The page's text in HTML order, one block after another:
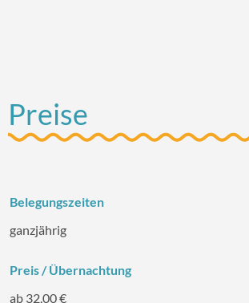
Preise
Belegungszeiten
ganzjährig
Preis / Übernachtung
ab 32,00 €